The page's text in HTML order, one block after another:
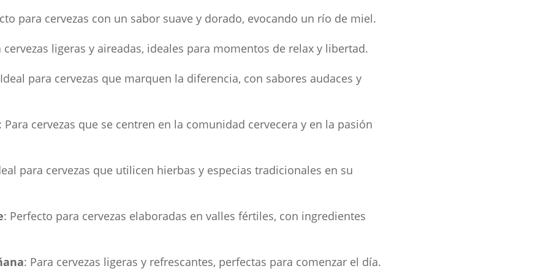
para cervezas con un sabor suave y dorado, evocando un río de miel.
cervezas ligeras y aireadas, ideales para momentos de relax y libertad.
para cervezas que marquen la diferencia, con sabores audaces y
Para cervezas que se centren en la comunidad cervecera y en la pasión
para cervezas que utilicen hierbas y especias tradicionales en su
: Perfecto para cervezas elaboradas en valles fértiles, con ingredientes
: Para cervezas ligeras y refrescantes, perfectas para comenzar el día.